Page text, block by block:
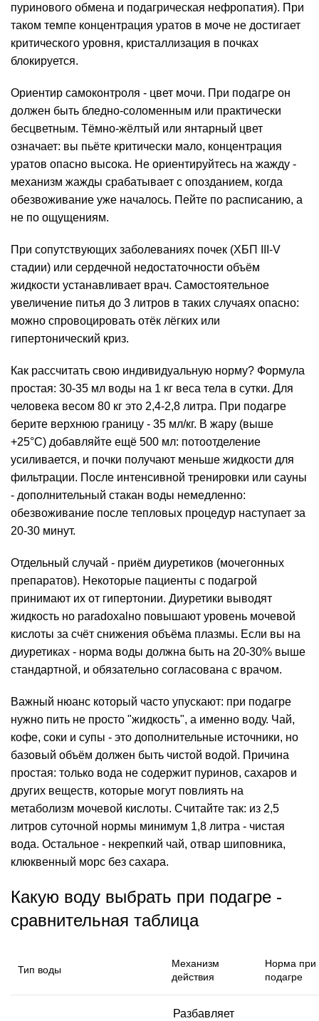
пуринового обмена и подагрическая нефропатия). При
таком темпе концентрация уратов в моче не достигает
критического уровня, кристаллизация в почках
блокируется.
Ориентир самоконтроля - цвет мочи. При подагре он
должен быть бледно-соломенным или практически
бесцветным. Тёмно-жёлтый или янтарный цвет
означает: вы пьёте критически мало, концентрация
уратов опасно высока. Не ориентируйтесь на жажду -
механизм жажды срабатывает с опозданием, когда
обезвоживание уже началось. Пейте по расписанию, а
не по ощущениям.
При сопутствующих заболеваниях почек (ХБП III-V
стадии) или сердечной недостаточности объём
жидкости устанавливает врач. Самостоятельное
увеличение питья до 3 литров в таких случаях опасно:
можно спровоцировать отёк лёгких или
гипертонический криз.
Как рассчитать свою индивидуальную норму? Формула
простая: 30-35 мл воды на 1 кг веса тела в сутки. Для
человека весом 80 кг это 2,4-2,8 литра. При подагре
берите верхнюю границу - 35 мл/кг. В жару (выше
+25°C) добавляйте ещё 500 мл: потоотделение
усиливается, и почки получают меньше жидкости для
фильтрации. После интенсивной тренировки или сауны
- дополнительный стакан воды немедленно:
обезвоживание после тепловых процедур наступает за
20-30 минут.
Отдельный случай - приём диуретиков (мочегонных
препаратов). Некоторые пациенты с подагрой
принимают их от гипертонии. Диуретики выводят
жидкость но paradoxalно повышают уровень мочевой
кислоты за счёт снижения объёма плазмы. Если вы на
диуретиках - норма воды должна быть на 20-30% выше
стандартной, и обязательно согласована с врачом.
Важный нюанс который часто упускают: при подагре
нужно пить не просто "жидкость", а именно воду. Чай,
кофе, соки и супы - это дополнительные источники, но
базовый объём должен быть чистой водой. Причина
простая: только вода не содержит пуринов, сахаров и
других веществ, которые могут повлиять на
метаболизм мочевой кислоты. Считайте так: из 2,5
литров суточной нормы минимум 1,8 литра - чистая
вода. Остальное - некрепкий чай, отвар шиповника,
клюквенный морс без сахара.
Какую воду выбрать при подагре -
сравнительная таблица
Тип воды
Механизм
действия
Норма при
подагре
Разбавляет